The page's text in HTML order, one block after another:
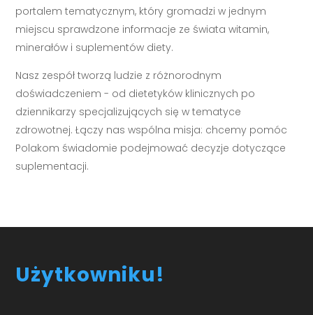
portalem tematycznym, który gromadzi w jednym
miejscu sprawdzone informacje ze świata witamin,
minerałów i suplementów diety.
Nasz zespół tworzą ludzie z różnorodnym
doświadczeniem - od dietetyków klinicznych po
dziennikarzy specjalizujących się w tematyce
zdrowotnej. Łączy nas wspólna misja: chcemy pomóc
Polakom świadomie podejmować decyzje dotyczące
suplementacji.
Użytkowniku!